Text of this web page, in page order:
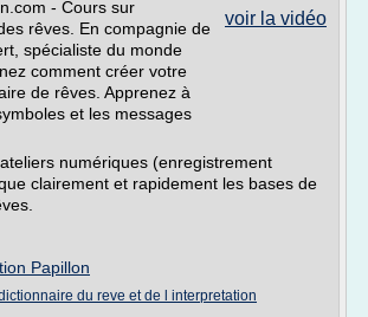
voir la vidéo
- Cours sur
rêves. En compagnie de
spécialiste du monde
comment créer votre
de rêves. Apprenez à
et les messages
numériques (enregistrement
clairement et rapidement les bases de
Papillon
du reve et de l interpretation